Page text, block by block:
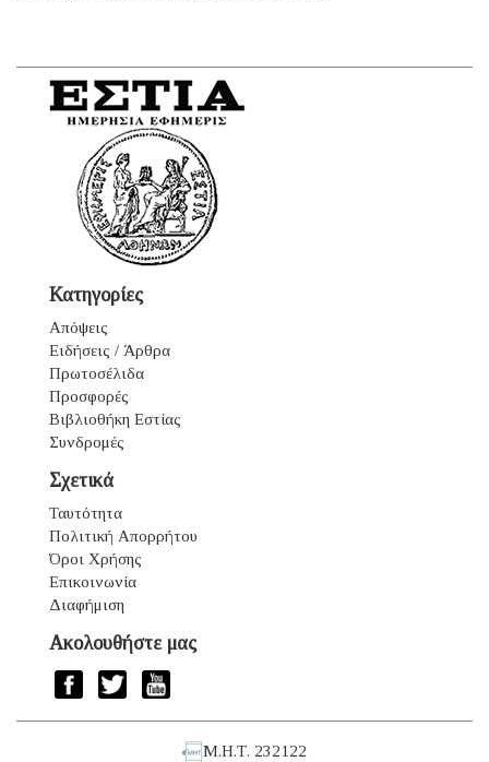
Κατηγορίες
Απόψεις
Ειδήσεις / Άρθρα
Πρωτοσέλιδα
Προσφορές
Βιβλιοθήκη Εστίας
Συνδρομές
Σχετικά
Ταυτότητα
Πολιτική Απορρήτου
Όροι Χρήσης
Επικοινωνία
Διαφήμιση
Ακολουθήστε μας
Μ.Η.Τ. 232122